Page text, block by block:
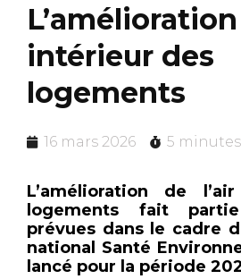
intérieur des
logements
16 mars 2026 5 minutes
L’amélioration de
logements fait
prévues dans le cadre
national Santé
lancé pour la période